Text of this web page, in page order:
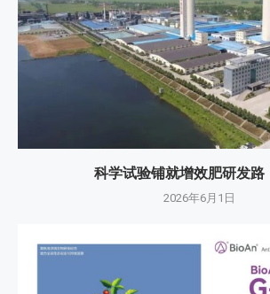
科学试验铺就增效肥研发路
2026年6月1日